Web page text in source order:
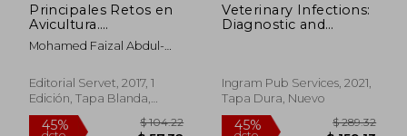
dcto. $ 104.29 dcto. $
Principales Retos en
Avicultura.
Enfermedad de
Marek - Libros de
Servet
Mohamed Faizal Abdul-
Editorial Servet, 2017, 1
Edición, Tapa Blanda,
Nuevo
Veterinary Infections:
Diagnostic and
Ingram Pub Services, 2021,
Tapa Dura, Nuevo